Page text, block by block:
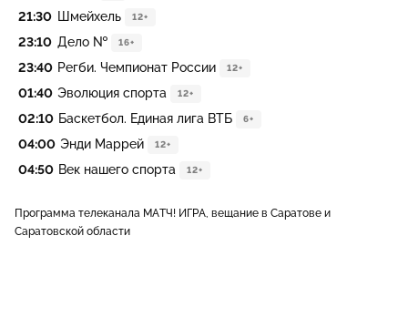
21:30 Шмейхель 12+
23:10 Дело № 16+
23:40 Регби. Чемпионат России 12+
01:40 Эволюция спорта 12+
02:10 Баскетбол. Единая лига ВТБ 6+
04:00 Энди Маррей 12+
04:50 Век нашего спорта 12+
Программа телеканала МАТЧ! ИГРА, вещание в Саратове и
Саратовской области